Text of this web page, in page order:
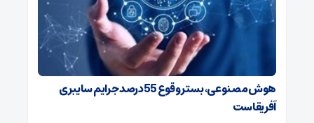
هوش مصنوعی، بستر وقوع 55درصد جرایم سایبری
آفریقاست